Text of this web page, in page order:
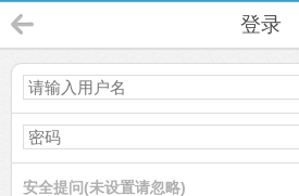
登录
安全提问(未设置请忽略)